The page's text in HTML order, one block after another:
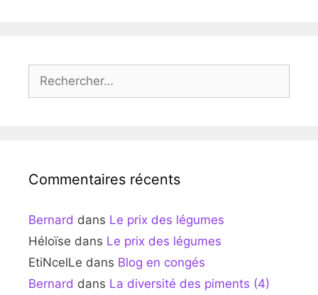
Commentaires récents
Bernard dans Le prix des légumes
Héloïse dans Le prix des légumes
EtiNcelLe dans Blog en congés
Bernard dans La diversité des piments (4)